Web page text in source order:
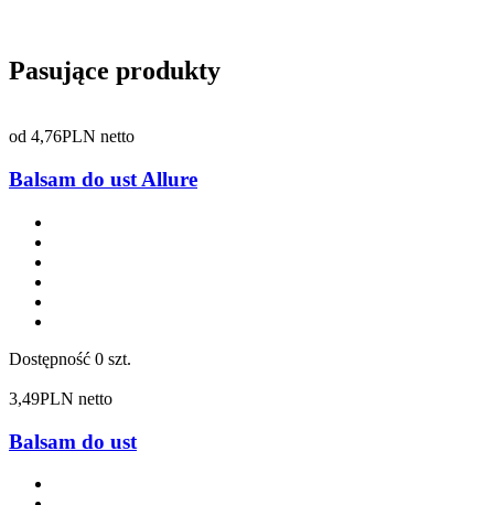
Pasujące produkty
od 4,76PLN netto
Balsam do ust Allure
Dostępność 0 szt.
3,49PLN netto
Balsam do ust